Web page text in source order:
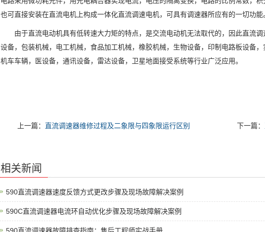
也可直接安装在直流电机上构成一体化直流调速电机，可具有调速器所应有的一切功能
由于直流电动机具有低转速大力矩的特点，是交流电动机无法取代的，因此直流调
设备，包装机械，电工机械，食品加工机械，橡胶机械，生物设备，印制电路板设备
机车车辆，医设备，通讯设备，雷达设备，卫星地面接受系统等行业广泛应用。
上一篇： 直流调速器维修过程及二象限与四象限运行区别 下一篇：
相关新闻
590直流调速器速度反馈方式更改步骤及现场故障解决案例
590C直流调速器电流环自动优化步骤及现场故障解决案例